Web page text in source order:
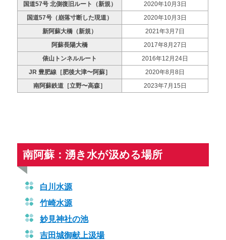
国道57号 北側復旧ルート（新規）
2020年10月3日
国道57号（崩落寸断した現道）
2020年10月3日
新阿蘇大橋（新規）
2021年3月7日
阿蘇長陽大橋
2017年8月27日
俵山トンネルルート
2016年12月24日
JR 豊肥線［肥後大津〜阿蘇］
2020年8月8日
南阿蘇鉄道［立野〜高森］
2023年7月15日
南阿蘇：湧き水が汲める場所
白川水源
竹崎水源
妙見神社の池
吉田城御献上汲場